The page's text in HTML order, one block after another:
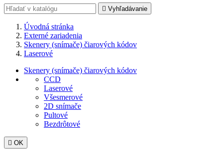
 Vyhľadávanie
Úvodná stránka
Externé zariadenia
Skenery (snímače) čiarových kódov
Laserové
Skenery (snímače) čiarových kódov
CCD
Laserové
Všesmerové
2D snímače
Pultové
Bezdrôtové
 OK